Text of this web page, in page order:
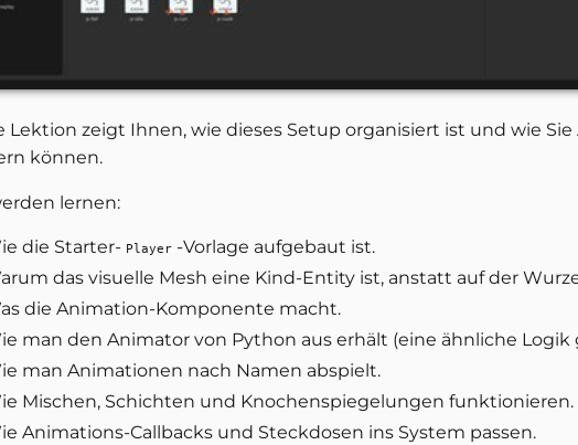
Lektion zeigt Ihnen, wie dieses Setup organisiert ist und wie
können.
lernen:
die Starter- Player -Vorlage aufgebaut ist.
das visuelle Mesh eine Kind-Entity ist, anstatt auf der
die Animation-Komponente macht.
man den Animator von Python aus erhält (eine ähnliche Logik
man Animationen nach Namen abspielt.
Mischen, Schichten und Knochenspiegelungen funktionieren.
Animations-Callbacks und Steckdosen ins System passen.